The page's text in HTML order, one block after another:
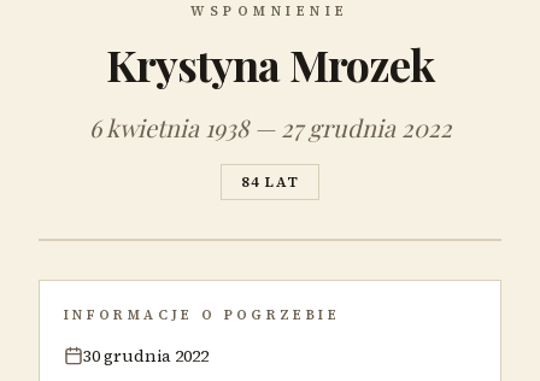
WSPOMNIENIE
Krystyna Mrozek
6 kwietnia 1938 — 27 grudnia 2022
84 LAT
INFORMACJE O POGRZEBIE
30 grudnia 2022